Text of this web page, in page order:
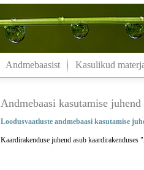
Andmebaasist Kasulikud
Andmebaasi kasutamise juhend
Loodusvaatluste andmebaasi kasutamise
Kaardirakenduse juhend asub kaardirakenduses